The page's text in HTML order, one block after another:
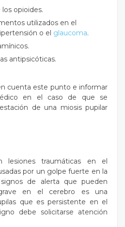
opioides.
utilizados en el
o el glaucoma.
antipsicóticas.
cuenta este punto e informar
en el caso de que se
de una miosis pupilar
lesiones traumáticas en el
por un golpe fuerte en la
de alerta que pueden
en el cerebro es una
que es persistente en el
debe solicitarse atención